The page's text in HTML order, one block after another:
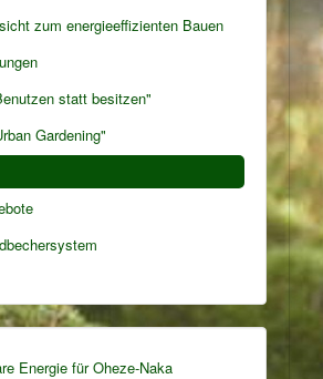
zum energieeffizienten Bauen
statt besitzen"
Gardening"
Energie für Oheze-Naka